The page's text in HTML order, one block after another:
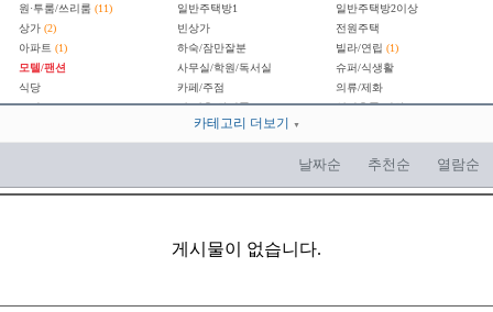
원·투룸/쓰리룸 (11) 일반주택방1
일반주택방2이상
상가 (2) 빈상가
전원주택
아파트 (1) 하숙/잠만잘분 빌라/연립 (1)
모텔/팬션
사무실/학원/독서실
슈퍼/식생활
식당
카페/주점
의류/제화
오락/스포츠
이·미용/화장품
일반용품/잡화
기타부동산
분양권
교환/구합니다
카테고리 더보기 ▼
날짜순 추천순 열람순
게시물이 없습니다.